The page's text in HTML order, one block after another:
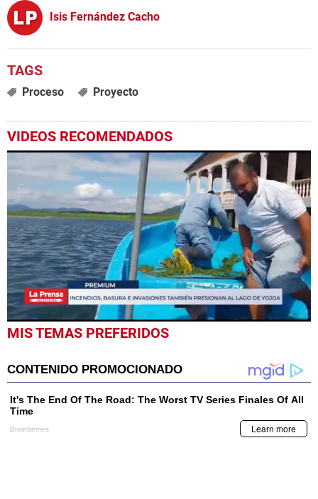
Isis Fernández Cacho
Proceso Proyecto
VIDEOS RECOMENDADOS
0
seconds
minutes,
4
seconds
MIS TEMAS PREFERIDOS